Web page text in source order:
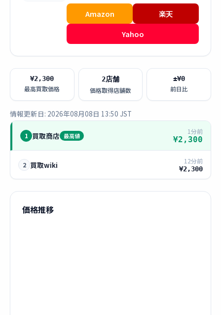
Amazon
楽天
Yahoo
¥2,300
最高買取価格
2店舗
価格取得店舗数
±¥0
前日比
情報更新日: 2026年08月08日 13:50 JST
1 買取商店 最高値
1分前
¥2,300
2 買取wiki 12分前
¥2,300
価格推移